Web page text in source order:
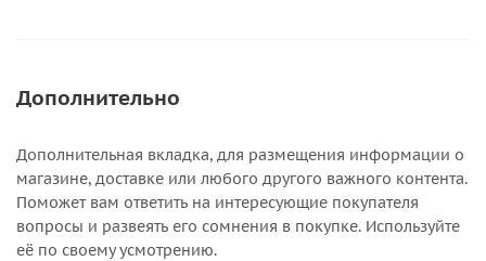
Дополнительно
Дополнительная вкладка, для размещения информации о
магазине, доставке или любого другого важного контента.
Поможет вам ответить на интересующие покупателя
вопросы и развеять его сомнения в покупке. Используйте
её по своему усмотрению.